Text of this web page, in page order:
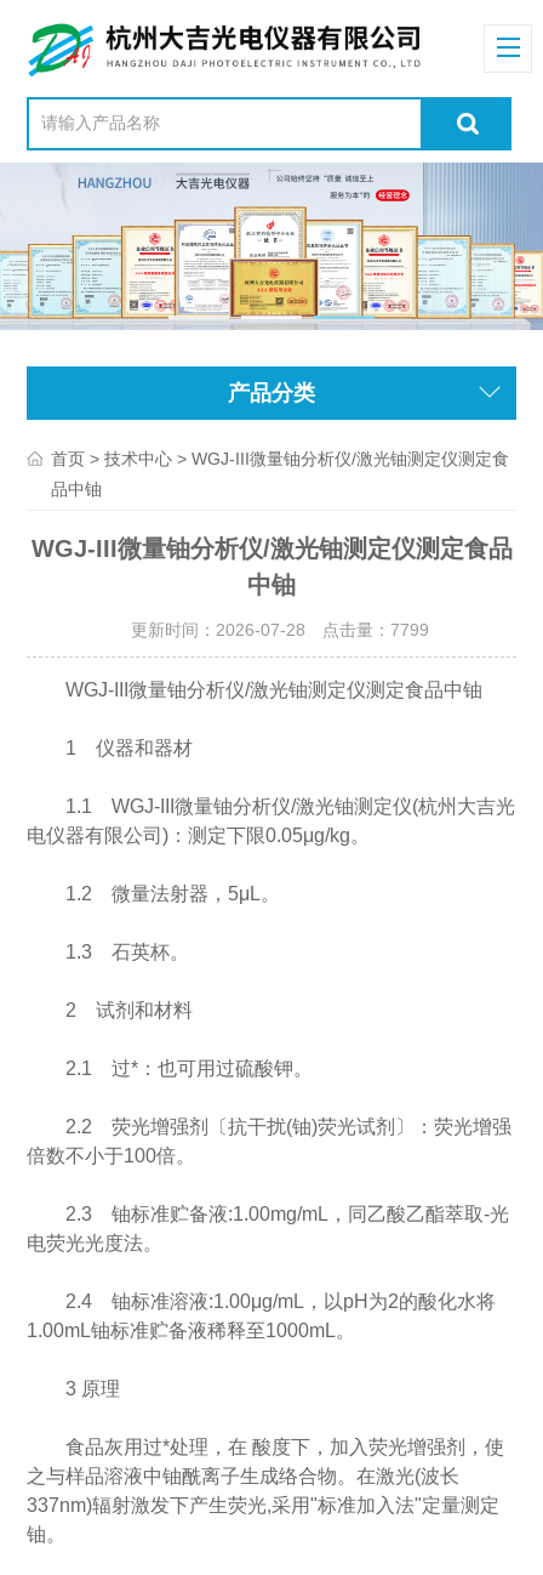
产品分类
首页 >技术中心 > WGJ-III微量铀分析仪/激光铀测定仪测定食
品中铀
WGJ-III微量铀分析仪/激光铀测定仪测定食品
中铀
更新时间：2026-07-28 点击量： 7799
WGJ-III微量铀分析仪/激光铀测定仪测定食品中铀
1 仪器和器材
1.1 WGJ-III微量铀分析仪/激光铀测定仪(杭州大吉光
电仪器有限公司)：测定下限0.05μg/kg。
1.2 微量法射器，5μL。
1.3 石英杯。
2 试剂和材料
2.1 过*：也可用过硫酸钾。
2.2 荧光增强剂〔抗干扰(铀)荧光试剂〕：荧光增强
倍数不小于100倍。
2.3 铀标准贮备液:1.00mg/mL，同乙酸乙酯萃取-光
电荧光光度法。
2.4 铀标准溶液:1.00μg/mL，以pH为2的酸化水将
1.00mL铀标准贮备液稀释至1000mL。
3 原理
食品灰用过*处理，在 酸度下，加入荧光增强剂，使
之与样品溶液中铀酰离子生成络合物。在激光(波长
337nm)辐射激发下产生荧光,采用"标准加入法"定量测定
铀。